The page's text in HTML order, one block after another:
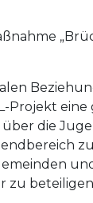
Projekt
über die
zu